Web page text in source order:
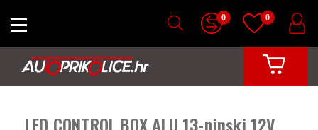
0 0
LED CONTROL BOX ALU 13-pinski 12V